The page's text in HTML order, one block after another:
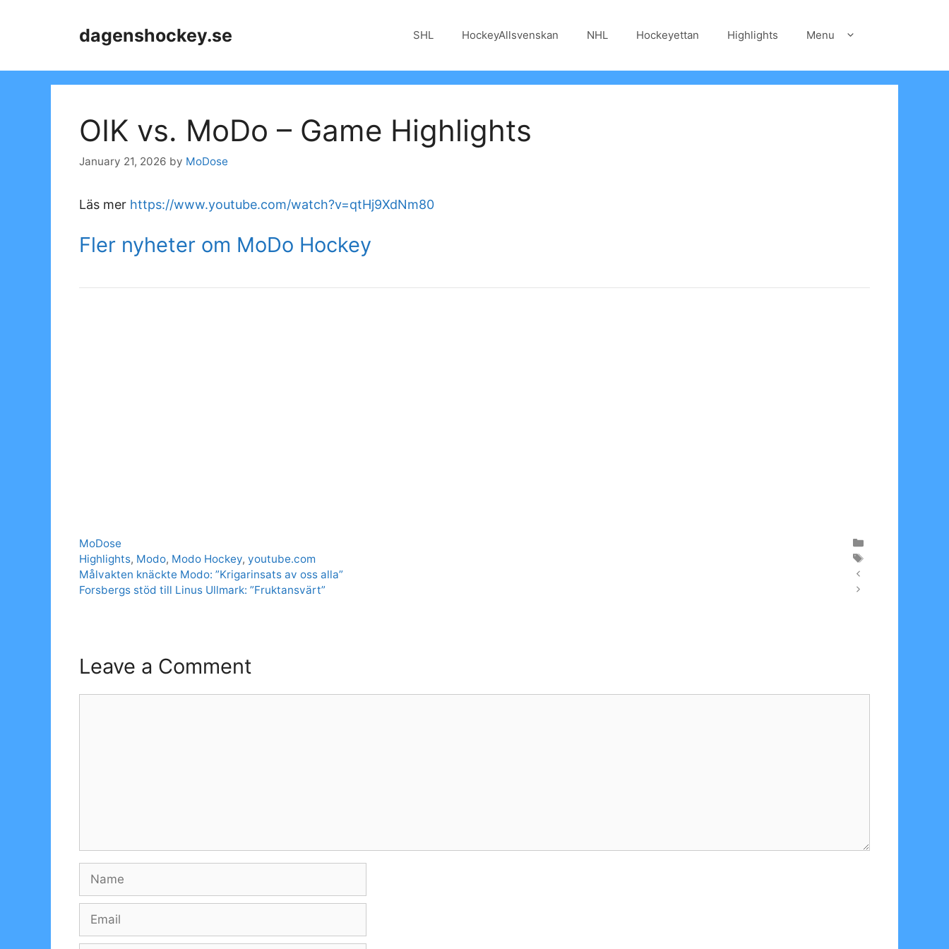
dagenshockey.se SHL HockeyAllsvenskan NHL Hockeyettan Highlights Menu
OIK vs. MoDo – Game Highlights
January 21, 2026 by MoDose
Läs mer https://www.youtube.com/watch?v=qtHj9XdNm80
Fler nyheter om MoDo Hockey
Categories
MoDose
Tags
Highlights, Modo, Modo Hockey, youtube.com
Målvakten knäckte Modo: ”Krigarinsats av oss alla”
Forsbergs stöd till Linus Ullmark: ”Fruktansvärt”
Leave a Comment
Name
Email